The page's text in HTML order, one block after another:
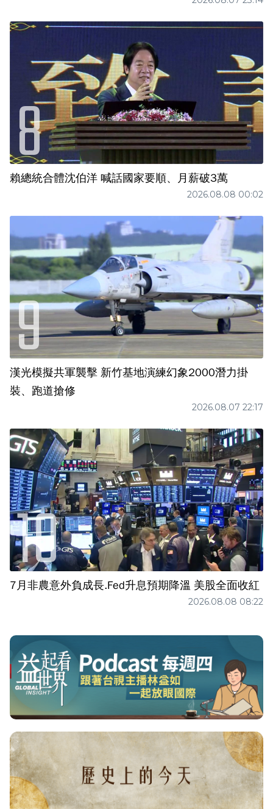
賴總統合體沈伯洋 喊話國家要順、月薪破3萬
2026.08.08 00:02
漢光模擬共軍襲擊 新竹基地演練幻象2000潛力掛
裝、跑道搶修
2026.08.07 22:17
7月非農意外負成長.Fed升息預期降溫 美股全面收紅
2026.08.08 08:22